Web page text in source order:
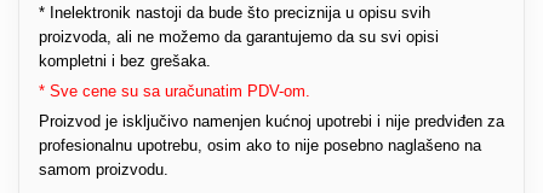
* Inelektronik nastoji da bude što preciznija u opisu svih
proizvoda, ali ne možemo da garantujemo da su svi opisi
kompletni i bez grešaka.
* Sve cene su sa uračunatim PDV-om.
Proizvod je isključivo namenjen kućnoj upotrebi i nije predviđen za
profesionalnu upotrebu, osim ako to nije posebno naglašeno na
samom proizvodu.